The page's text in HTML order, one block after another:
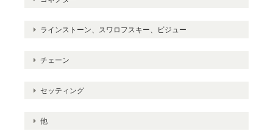
ラインストーン、スワロフスキー、ビジュー
チェーン
セッティング
他